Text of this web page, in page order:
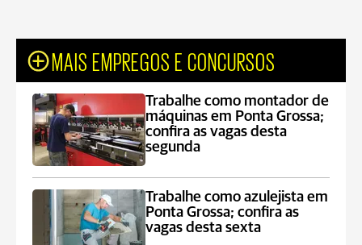
MAIS EMPREGOS E CONCURSOS
Trabalhe como montador de
máquinas em Ponta Grossa;
confira as vagas desta
segunda
Trabalhe como azulejista em
Ponta Grossa; confira as
vagas desta sexta